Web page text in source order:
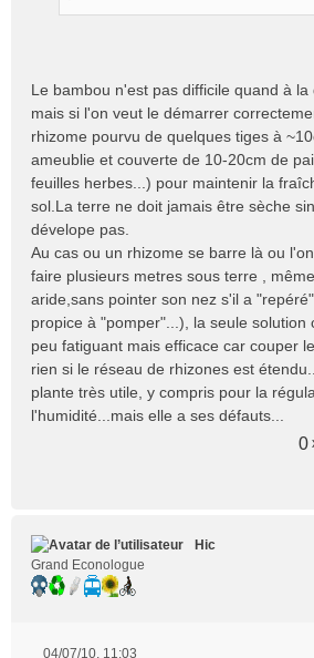
Le bambou n'est pas difficile quand à la
mais si l'on veut le démarrer
rhizome pourvu de quelques tiges à
ameublie et couverte de 10-20cm de
feuilles herbes...) pour maintenir la
sol.La terre ne doit jamais être sèche
dévelope pas.
Au cas ou un rhizome se barre là ou
faire plusieurs metres sous terre ,
aride,sans pointer son nez s'il a
propice à "pomper"...), la seule solution
peu fatiguant mais efficace car couper
rien si le réseau de rhizones est
plante très utile, y compris pour la
l'humidité...mais elle a ses défauts...
0
Hic
Grand Econologue
04/07/10, 11:03